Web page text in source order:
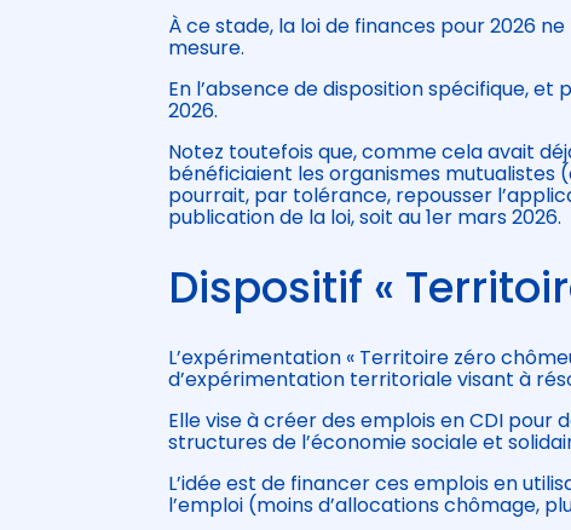
À ce stade, la loi de finances pour 2026
mesure.
En l’absence de disposition spécifique,
2026.
Notez toutefois que, comme cela avait
bénéficiaient les organismes mutualistes
pourrait, par tolérance, repousser
publication de la loi, soit au 1er mars 2026.
Dispositif «
L’expérimentation « Territoire zéro
d’expérimentation territoriale visant à
Elle vise à créer des emplois en CDI pour
structures de l’économie sociale et
L’idée est de financer ces emplois en
l’emploi (moins d’allocations chômage,